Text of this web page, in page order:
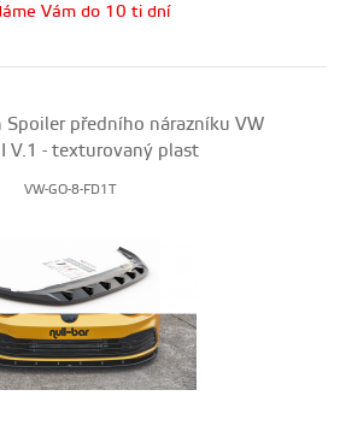
Vám do 10 ti dní
Spoiler předního nárazníku VW
V.1 - texturovaný plast
VW-GO-8-FD1T